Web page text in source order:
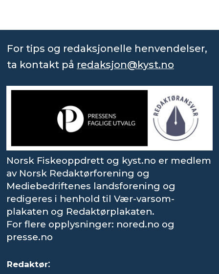
For tips og redaksjonelle henvendelser,
ta kontakt på redaksjon@kyst.no
Norsk Fiskeoppdrett og kyst.no er medlem
av Norsk Redaktørforening og
Mediebedriftenes landsforening og
redigeres i henhold til Vær-varsom-
plakaten og Redaktørplakaten.
For flere opplysninger: nored.no og
presse.no
Redaktør: